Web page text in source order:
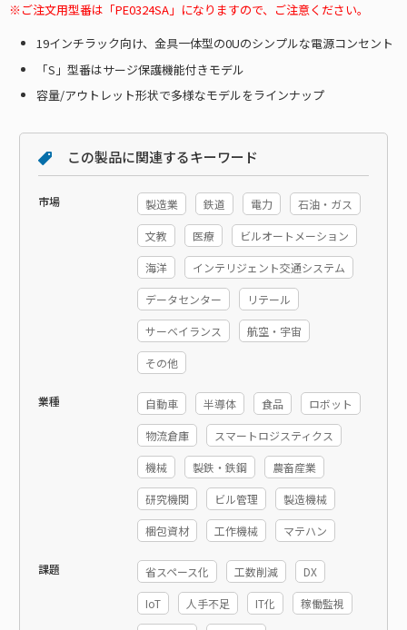
ご注文用型番は「PE0324SA」になりますので、ご注意ください。
19インチラック向け、金具一体型の0Uのシンプルな電源コンセント
「S」型番はサージ保護機能付きモデル
容量/アウトレット形状で多様なモデルをラインナップ
この製品に関連するキーワード
市場 製造業 鉄道 電力 石油・ガス
文教 医療 ビルオートメーション
海洋 インテリジェント交通システム
データセンター リテール
サーベイランス 航空・宇宙
その他
業種 自動車 半導体 食品 ロボット
物流倉庫 スマートロジスティクス
機械 製鉄・鉄鋼 農畜産業
研究機関 ビル管理 製造機械
梱包資材 工作機械 マテハン
課題 省スペース化 工数削減 DX
IoT 人手不足 IT化 稼働監視